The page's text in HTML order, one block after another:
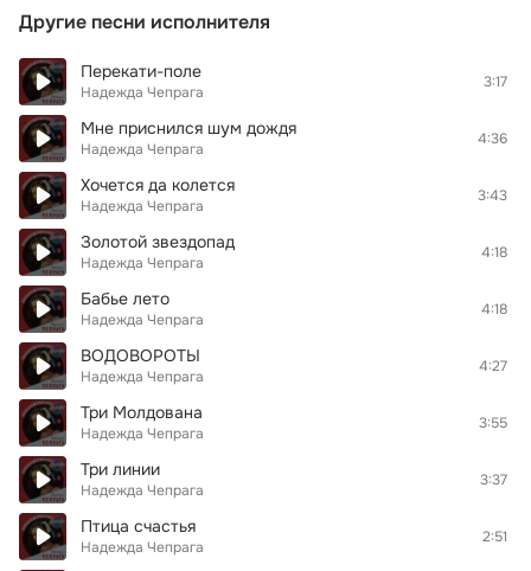
Другие песни исполнителя
Перекати-поле
Надежда Чепрага
3:17
Мне приснился шум дождя
Надежда Чепрага
4:36
Хочется да колется
Надежда Чепрага
3:43
Золотой звездопад
Надежда Чепрага
4:18
Бабье лето
Надежда Чепрага
4:18
ВОДОВОРОТЫ
Надежда Чепрага
4:27
Три Молдована
Надежда Чепрага
3:55
Три линии
Надежда Чепрага
3:37
Птица счастья
Надежда Чепрага
2:51